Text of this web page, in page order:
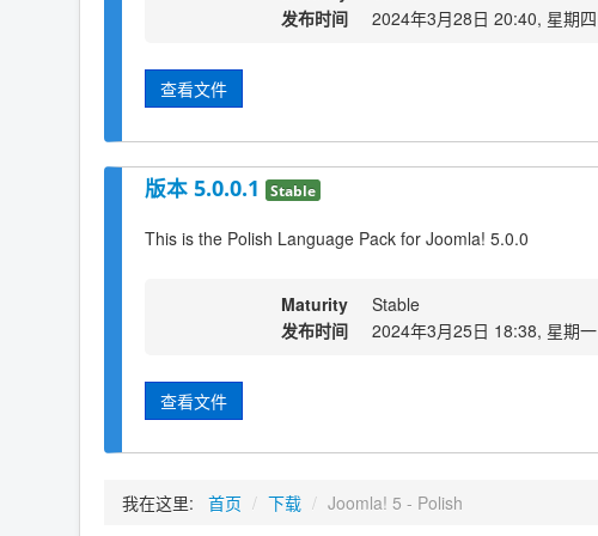
发布时间
2024年3月28日 20:40, 星期四
查看文件
版本 5.0.0.1 Stable
This is the Polish Language Pack for Joomla! 5.0.0
Maturity
Stable
发布时间
2024年3月25日 18:38, 星期一
查看文件
我在这里: 首页 / 下载 / Joomla! 5 - Polish